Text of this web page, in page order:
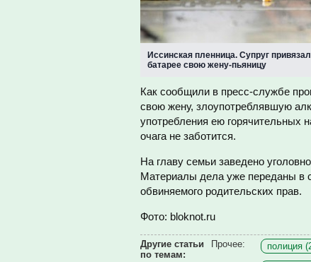
Иссинская пленница. Супруг привязал
батарее свою жену-пьяницу
Как сообщили в пресс-службе
свою жену, злоупотреблявшую
употребления ею горячительных
очага не заботится.
На главу семьи заведено
Материалы дела уже переданы в
обвиняемого родительских прав.
Фото: bloknot.ru
Другие статьи
по темам:
Прочее: полиция